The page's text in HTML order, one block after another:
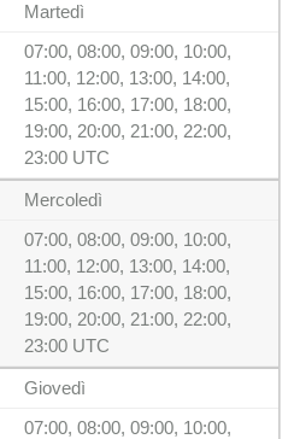
Martedì
07:00, 08:00, 09:00, 10:00,
11:00, 12:00, 13:00, 14:00,
15:00, 16:00, 17:00, 18:00,
19:00, 20:00, 21:00, 22:00,
23:00 UTC
Mercoledì
07:00, 08:00, 09:00, 10:00,
11:00, 12:00, 13:00, 14:00,
15:00, 16:00, 17:00, 18:00,
19:00, 20:00, 21:00, 22:00,
23:00 UTC
Giovedì
07:00, 08:00, 09:00, 10:00,